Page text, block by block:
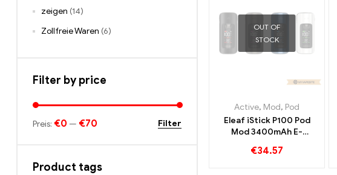
OUT OF
STOCK
Active, Mod, Pod
Eleaf iStick P100 Pod
Mod 3400mAh E-
Custom
€34.57
zeigen (14)
Zollfreie Waren (6)
Filter by price
Filter
Preis: €0 — €70
Product tags